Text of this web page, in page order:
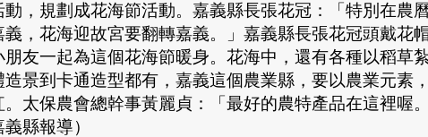
動，規劃成花海節活動。嘉義縣長張花冠：「特別在農
義，花海迎故宮要翻轉嘉義。」嘉義縣長張花冠頭戴花
朋友一起為這個花海節暖身。花海中，還有各種以稻草
造景到卡通造型都有，嘉義這個農業縣，要以農業元素
。太保農會總幹事黃麗貞：「最好的農特產品在這裡喔
義縣報導）